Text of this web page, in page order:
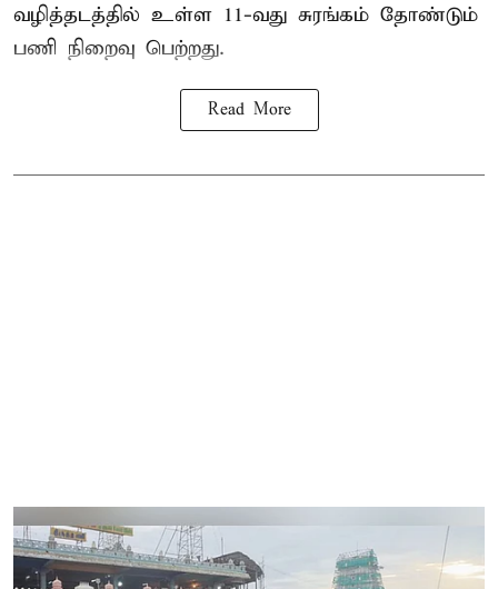
வழித்தடத்தில் உள்ள 11-வது சுரங்கம் தோண்டும்
பணி நிறைவு பெற்றது.
Read More